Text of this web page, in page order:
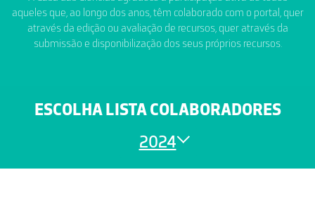
aqueles que, ao longo dos anos, têm colaborado com o portal, quer
através da edição ou avaliação de recursos, quer através da
submissão e disponibilização dos seus próprios recursos.
ESCOLHA LISTA COLABORADORES
2024